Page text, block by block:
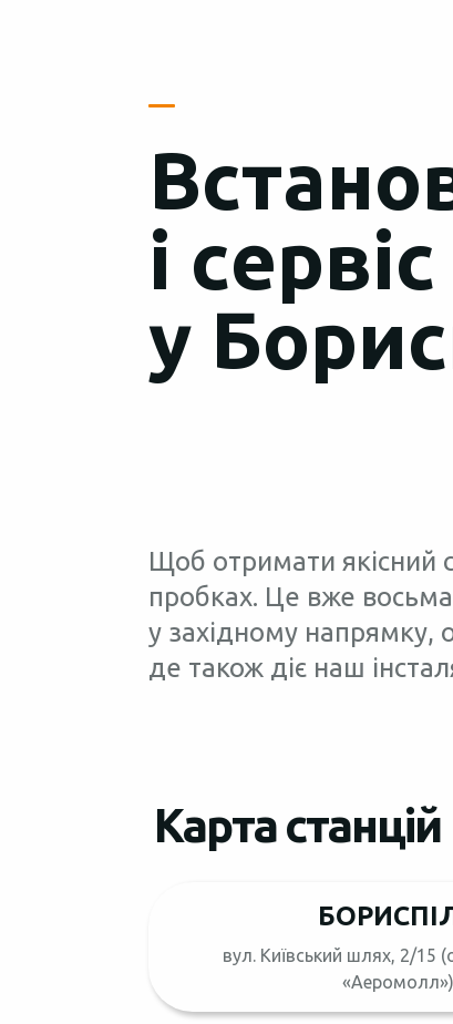
і
у
Щоб отримати якісний
пробках. Це вже
у західному напрямку,
де також діє наш
Карта станцій
вул. Київський шлях, 2/15
«Аеромолл»)